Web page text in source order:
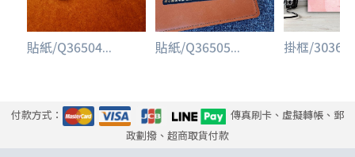
貼紙/Q36504... 貼紙/Q36505... 掛框/3036/
付款方式：
傳真刷卡、虛擬轉帳、郵
政劃撥、超商取貨付款